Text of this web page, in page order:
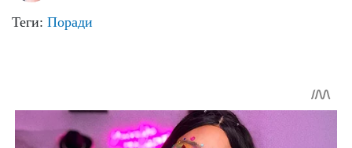
Теги: Поради